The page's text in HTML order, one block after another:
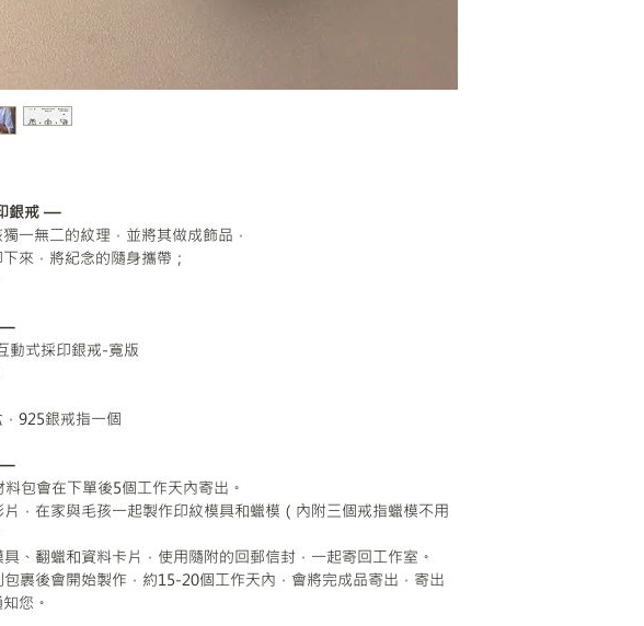
銀戒 —
一無二的紋理，並將其做成飾品，
來，將紀念的隨身攜帶；
—
動式採印銀戒-寬版
925銀戒指一個
—
包會在下單後5個工作天內寄出。
，在家與毛孩一起製作印紋模具和蠟模（內附三個戒指蠟模不用
、翻蠟和資料卡片，使用隨附的回郵信封，一起寄回工作室。
裹後會開始製作，約15-20個工作天內，會將完成品寄出，寄出
您。